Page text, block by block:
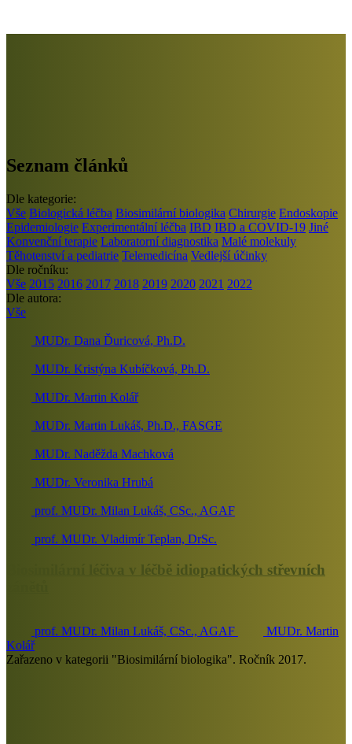
Seznam článků
Dle kategorie:
Vše Biologická léčba Biosimilární biologika Chirurgie Endoskopie
Epidemiologie Experimentální léčba IBD IBD a COVID-19 Jiné
Konvenční terapie Laboratorní diagnostika Malé molekuly
Těhotenství a pediatrie Telemedicína Vedlejší účinky
Dle ročníku:
Vše 2015 2016 2017 2018 2019 2020 2021 2022
Dle autora:
Vše
MUDr. Dana Ďuricová, Ph.D.
MUDr. Kristýna Kubíčková, Ph.D.
MUDr. Martin Kolář
MUDr. Martin Lukáš, Ph.D., FASGE
MUDr. Naděžda Machková
MUDr. Veronika Hrubá
prof. MUDr. Milan Lukáš, CSc., AGAF
prof. MUDr. Vladimír Teplan, DrSc.
Biosimilární léčiva v léčbě idiopatických střevních
prof. MUDr. Milan Lukáš, CSc., AGAF
MUDr. Martin
Kolář
Zařazeno v kategorii "Biosimilární biologika". Ročník 2017.